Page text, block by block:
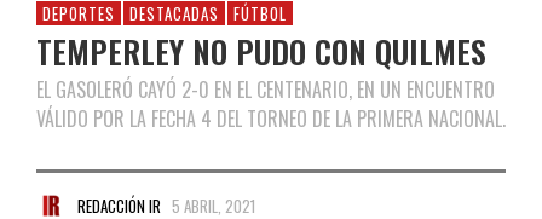
DEPORTES DESTACADAS FÚTBOL
TEMPERLEY NO PUDO CON QUILMES
EL GASOLERÓ CAYÓ 2-0 EN EL CENTENARIO, EN UN ENCUENTRO
VÁLIDO POR LA FECHA 4 DEL TORNEO DE LA PRIMERA NACIONAL.
REDACCIÓN IR 5 ABRIL, 2021